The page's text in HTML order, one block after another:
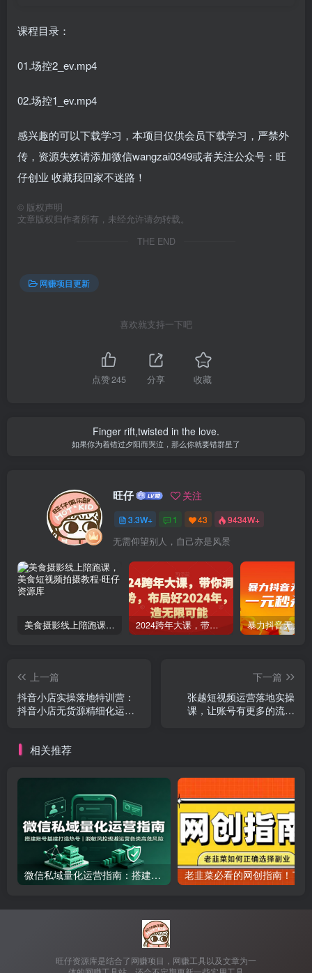
课程目录：
01.场控2_ev.mp4
02.场控1_ev.mp4
感兴趣的可以下载学习，本项目仅供会员下载学习，严禁外
传，资源失效请添加微信wangzai0349或者关注公众号：旺
仔创业 收藏我回家不迷路！
© 版权声明
文章版权归作者所有，未经允许请勿转载。
THE END
网赚项目更新
喜欢就支持一下吧
点赞245 分享 收藏
Finger rift,twisted in the love.
如果你为着错过夕阳而哭泣，那么你就要错群星了
旺仔 关注
3.3W+ 1 43 9434W+
无需仰望别人，自己亦是风景
美食摄影线上陪跑课，美食短视频拍摄教程 2024跨年大课，​带你洞察趋势，布局好2024年，创造无限可能
上一篇
抖音小店实操落地特训营：
抖音小店无货源精细化运
下一篇
张越短视频运营落地实操
课，让账号有更多的流量
相关推荐
微信私域量化运营指南：搭建账号基建打造热号，脱敏风控规避运营各类高危风险
旺仔资源库是结合了网赚项目，网赚工具以及文章为一